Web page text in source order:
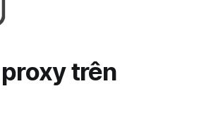
trên